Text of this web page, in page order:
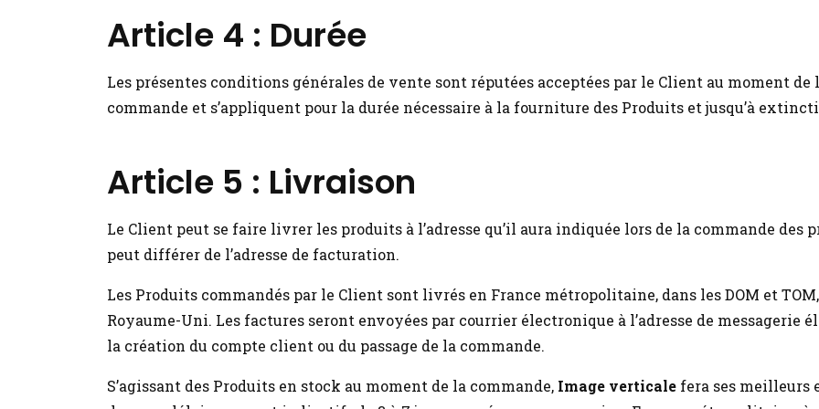
Article 4 : Durée
Les présentes conditions générales de vente sont réputées acceptées par le Client au moment
commande et s’appliquent pour la durée nécessaire à la fourniture des Produits et jusqu’à
Article 5 : Livraison
Le Client peut se faire livrer les produits à l’adresse qu’il aura indiquée lors de la commande des
peut différer de l’adresse de facturation.
Les Produits commandés par le Client sont livrés en France métropolitaine, dans les DOM et
Royaume-Uni. Les factures seront envoyées par courrier électronique à l’adresse de
la création du compte client ou du passage de la commande.
S’agissant des Produits en stock au moment de la commande, Image verticale fera ses meilleurs